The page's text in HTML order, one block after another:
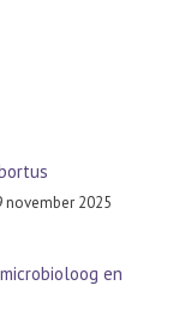
november 2025
en